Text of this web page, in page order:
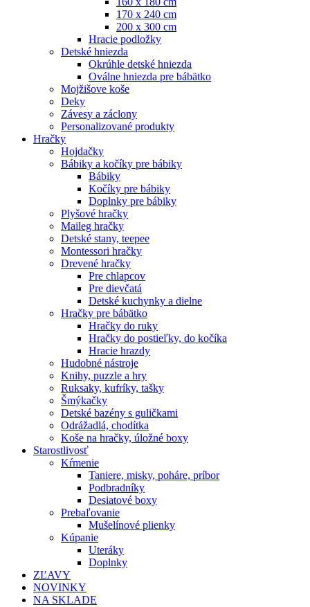
170 x 240 cm
200 x 300 cm
Hracie podložky
Detské hniezda
Okrúhle detské hniezda
Oválne hniezda pre bábätko
Mojžišove koše
Deky
Závesy a záclony
Personalizované produkty
Hračky
Hojdačky
Bábiky a kočíky pre bábiky
Bábiky
Kočíky pre bábiky
Doplnky pre bábiky
Plyšové hračky
Maileg hračky
Detské stany, teepee
Montessori hračky
Drevené hračky
Pre chlapcov
Pre dievčatá
Detské kuchynky a dielne
Hračky pre bábätko
Hračky do ruky
Hračky do postieľky, do kočíka
Hracie hrazdy
Hudobné nástroje
Knihy, puzzle a hry
Ruksaky, kufríky, tašky
Šmýkačky
Detské bazény s guličkami
Odrážadlá, chodítka
Koše na hračky, úložné boxy
Starostlivosť
Kŕmenie
Taniere, misky, poháre, príbor
Podbradníky
Desiatové boxy
Prebaľovanie
Mušelínové plienky
Kúpanie
Uteráky
Doplnky
ZĽAVY
NOVINKY
NA SKLADE